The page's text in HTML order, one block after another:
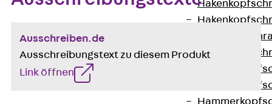
Ausschreiben.de
Ausschreibungstext zu diesem Produkt
Link öffnen